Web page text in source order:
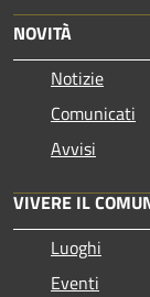
NOVITÀ
Notizie
Comunicati
Avvisi
VIVERE IL
Luoghi
Eventi